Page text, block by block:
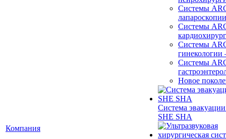
Компания
Системы
лапароскопии
Системы
Системы
гинекологии
Системы
Новое
Система
SHE SHA